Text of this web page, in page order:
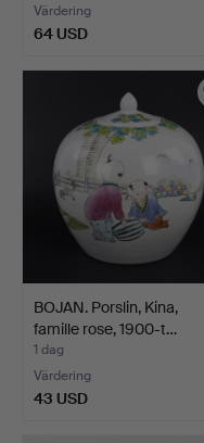
Värdering
64 USD
BOJAN. Porslin, Kina,
famille rose, 1900-t…
1 dag
Värdering
43 USD